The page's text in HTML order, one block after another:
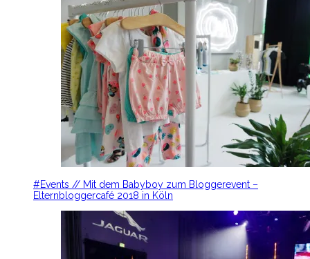
#Events // Mit dem Babyboy zum Bloggerevent –
Elternbloggercafé 2018 in Köln